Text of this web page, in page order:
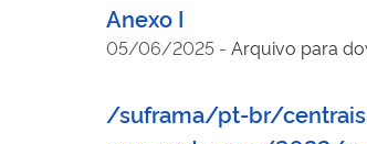
Anexo I
05/06/2025 - Arquivo para
/suframa/pt-br/